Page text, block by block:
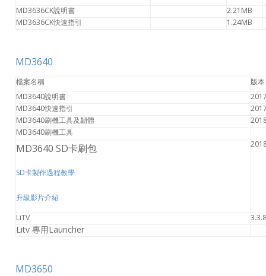
MD3636CK說明書
2.21MB
MD3636CK快速指引
1.24MB
MD3640
檔案名稱
版本
MD3640說明書
MD3640快速指引
MD3640刷機工具及韌體
MD3640刷機工具
MD3640 SD卡刷包
SD卡製作過程教學
升級影片介紹
LiTV
Litv 專用Launcher
MD3650